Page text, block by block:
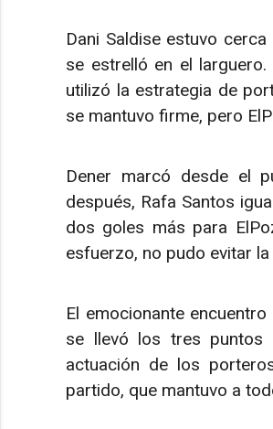
Dani Saldise estuvo
se estrelló en el
utilizó la estrategia de
se mantuvo firme, pero
Dener marcó desde el
después, Rafa Santos
dos goles más para
esfuerzo, no pudo evitar
El emocionante
se llevó los tres puntos
actuación de los
partido, que mantuvo a